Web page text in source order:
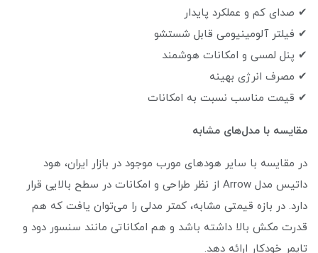
✔ صدای کم و عملکرد پایدار
✔ فیلتر آلومینیومی قابل شستشو
✔ پنل لمسی و امکانات هوشمند
✔ مصرف انرژی بهینه
✔ قیمت مناسب نسبت به امکانات
مقایسه با مدل‌های مشابه
در مقایسه با سایر هودهای مورب موجود در بازار ایران، هود
داتیس مدل Arrow از نظر طراحی و امکانات در سطح بالایی قرار
دارد. در بازه قیمتی مشابه، کمتر مدلی را می‌توان یافت که هم
قدرت مکش بالا داشته باشد و هم امکاناتی مانند سنسور دود و
تایمر خودکار ارائه دهد.